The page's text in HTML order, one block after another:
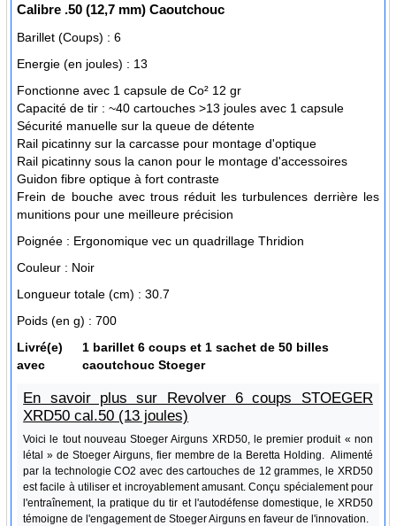
Calibre .50 (12,7 mm) Caoutchouc
Barillet (Coups) : 6
Energie (en joules) : 13
Fonctionne avec 1 capsule de Co² 12 gr
Capacité de tir : ~40 cartouches >13 joules avec 1 capsule
Sécurité manuelle sur la queue de détente
Rail picatinny sur la carcasse pour montage d'optique
Rail picatinny sous la canon pour le montage d'accessoires
Guidon fibre optique à fort contraste
Frein de bouche avec trous réduit les turbulences derrière les
munitions pour une meilleure précision
Poignée : Ergonomique vec un quadrillage Thridion
Couleur : Noir
Longueur totale (cm) : 30.7
Poids (en g) : 700
Livré(e)
avec
1 barillet 6 coups et 1 sachet de 50 billes
caoutchouc Stoeger
En savoir plus sur Revolver 6 coups STOEGER
XRD50 cal.50 (13 joules)
Voici le tout nouveau Stoeger Airguns XRD50, le premier produit « non
létal » de Stoeger Airguns, fier membre de la Beretta Holding. Alimenté
par la technologie CO2 avec des cartouches de 12 grammes, le XRD50
est facile à utiliser et incroyablement amusant. Conçu spécialement pour
l'entraînement, la pratique du tir et l'autodéfense domestique, le XRD50
témoigne de l'engagement de Stoeger Airguns en faveur de l'innovation.